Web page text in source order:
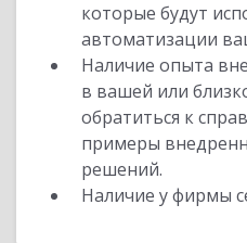
которые будут
автоматизации
Наличие опыта
в вашей или
обратиться к
примеры
решений.
Наличие у фирмы